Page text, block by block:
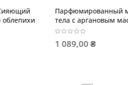
Парфюмированный мист для волос и
тела с аргановым маслом